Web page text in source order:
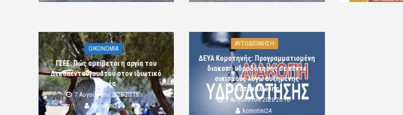
OIKONOMIA
ΓΣΕΕ: Πώς αμείβεται η αργία του
Δεκαπενταύγουστου στον ιδιωτικό
τομέα
7 Αυγούστου 2026 20:18
komotini24
ΑΥΤΟΔΙΟΙΚΗΣΗ
ΔΕΥΑ Κομοτηνής: Προγραμματισμένη
διακοπή υδροδότησης σε πέντε
οικισμούς λόγω αυξημένης
κατανάλωσης
7 Αυγούστου 2026 20:16
komotini24